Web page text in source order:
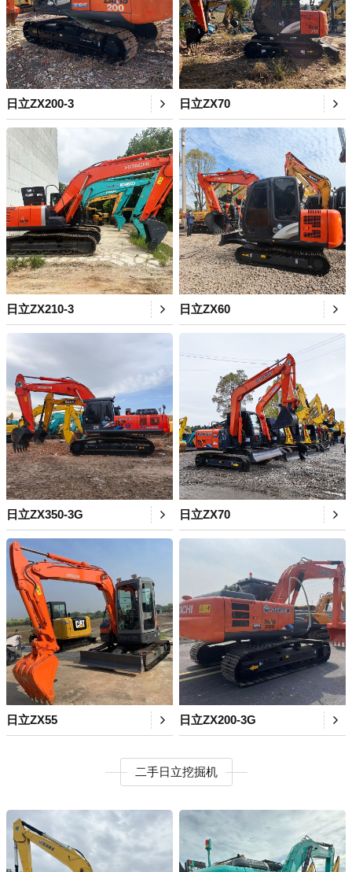
日立ZX200-3 日立ZX70
日立ZX210-3 日立ZX60
日立ZX350-3G 日立ZX70
日立ZX55 日立ZX200-3G
二手日立挖掘机